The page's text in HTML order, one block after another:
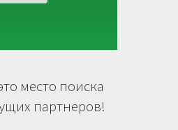
место поиска
партнеров!